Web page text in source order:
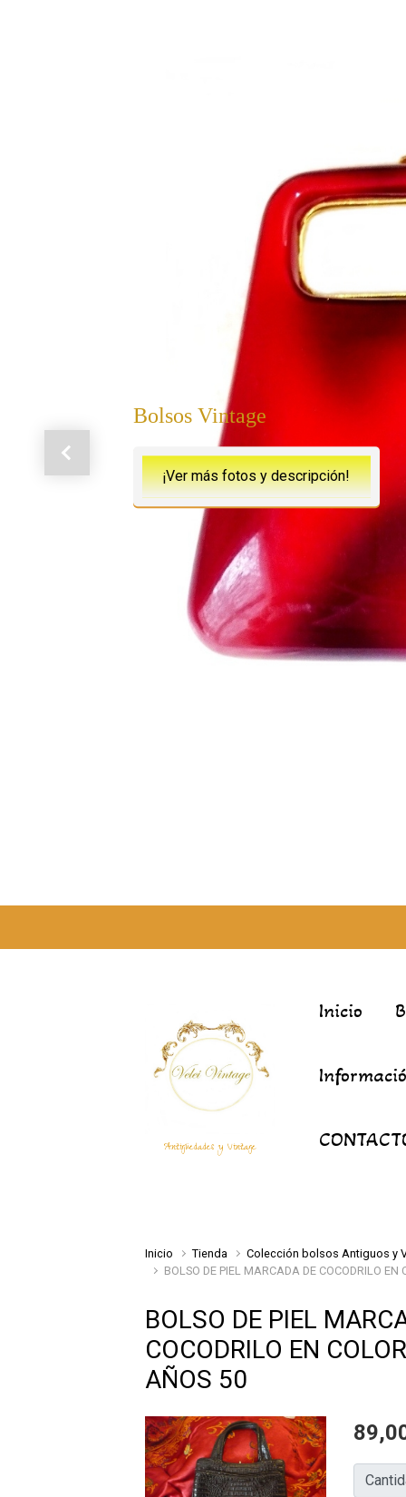
Bolsos Vintage
¡Ver más fotos y descripción!
Anterior
Antigüedades y Vintage
Inicio
Inicio Tienda
Colección bolsos Antiguos y
BOLSO DE PIEL MARCADA DE COCODRILO EN
BOLSO DE PIEL
COCODRILO EN
AÑOS 50